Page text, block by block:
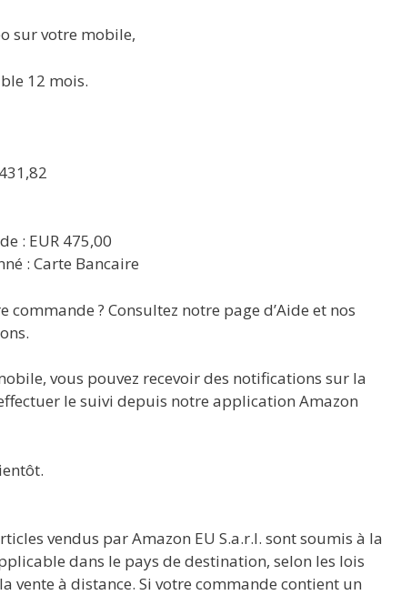
sur votre mobile,
12 mois.
: EUR 475,00
: Carte Bancaire
? Consultez notre page d’Aide et nos
vous pouvez recevoir des notifications sur la
le suivi depuis notre application Amazon
vendus par Amazon EU S.a.r.l. sont soumis à la
dans le pays de destination, selon les lois
vente à distance. Si votre commande contient un